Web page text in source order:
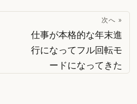
次へ »
仕事が本格的な年末進
行になってフル回転モ
ードになってきた